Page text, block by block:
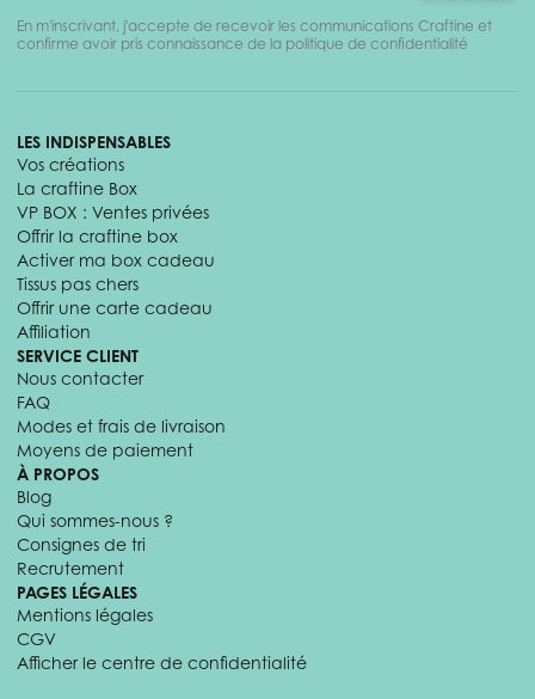
En m'inscrivant, j'accepte de recevoir les communications Craftine et
confirme avoir pris connaissance de la politique de confidentialité
LES INDISPENSABLES
Vos créations
La craftine Box
VP BOX : Ventes privées
Offrir la craftine box
Activer ma box cadeau
Tissus pas chers
Offrir une carte cadeau
Affiliation
SERVICE CLIENT
Nous contacter
FAQ
Modes et frais de livraison
Moyens de paiement
À PROPOS
Blog
Qui sommes-nous ?
Consignes de tri
Recrutement
PAGES LÉGALES
Mentions légales
CGV
Afficher le centre de confidentialité